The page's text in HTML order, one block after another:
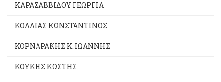
ΚΑΡΑΣΑΒΒΙΔΟΥ ΓΕΩΡΓΙΑ
ΚΟΛΛΙΑΣ ΚΩΝΣΤΑΝΤΙΝΟΣ
ΚΟΡΝΑΡΑΚΗΣ Κ. ΙΩΑΝΝΗΣ
ΚΟΥΚΗΣ ΚΩΣΤΗΣ